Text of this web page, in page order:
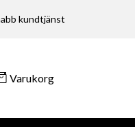
kundtjänst
Varukorg